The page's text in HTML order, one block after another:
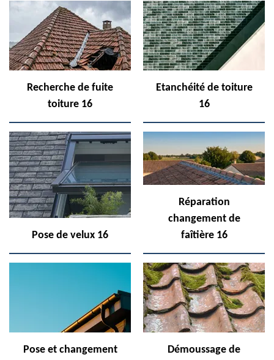
Recherche de fuite
toiture 16
Etanchéité de toiture
16
Pose de velux 16
Réparation
changement de
faîtière 16
Pose et changement
Démoussage de